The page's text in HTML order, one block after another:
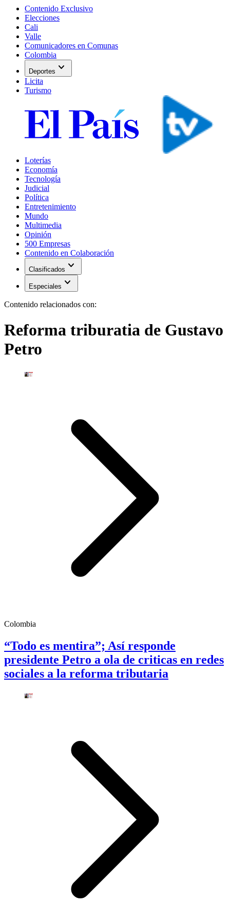
Contenido Exclusivo
Elecciones
Cali
Valle
Comunicadores en Comunas
Colombia
Deportes expand_more
Licita
Turismo
Loterías
Economía
Tecnología
Judicial
Política
Entretenimiento
Mundo
Multimedia
Opinión
500 Empresas
Contenido en Colaboración
Clasificados expand_more
Especiales expand_more
Contenido relacionados con:
Reforma triburatia de Gustavo
Petro
Colombia
“Todo es mentira”; Así responde
presidente Petro a ola de criticas en redes
sociales a la reforma tributaria